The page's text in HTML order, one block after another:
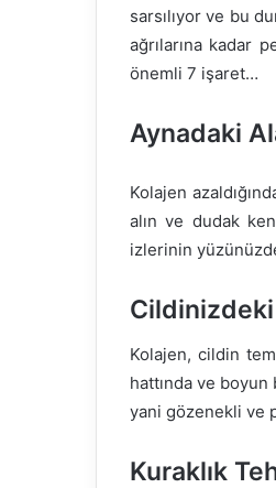
sarsılıyor ve bu
ağrılarına kadar
önemli 7 işaret…
Aynadaki
Kolajen
alın ve dudak
izlerinin
Cildinizdeki
Kolajen, cildin
hattında ve
yani gözenekli ve
Kuraklık